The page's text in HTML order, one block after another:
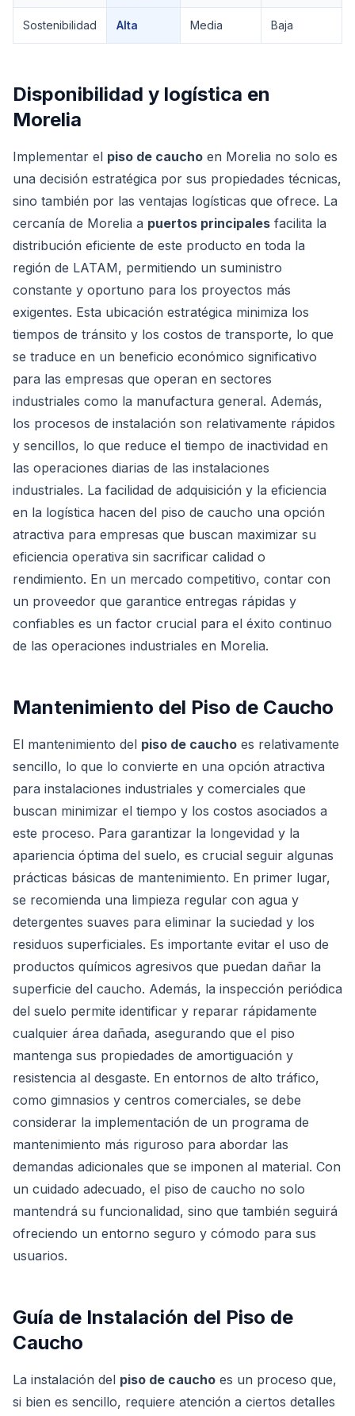
Sostenibilidad Alta Media Baja
Disponibilidad y logística en
Morelia
Implementar el piso de caucho en Morelia no solo es
una decisión estratégica por sus propiedades técnicas,
sino también por las ventajas logísticas que ofrece. La
cercanía de Morelia a puertos principales facilita la
distribución eficiente de este producto en toda la
región de LATAM, permitiendo un suministro
constante y oportuno para los proyectos más
exigentes. Esta ubicación estratégica minimiza los
tiempos de tránsito y los costos de transporte, lo que
se traduce en un beneficio económico significativo
para las empresas que operan en sectores
industriales como la manufactura general. Además,
los procesos de instalación son relativamente rápidos
y sencillos, lo que reduce el tiempo de inactividad en
las operaciones diarias de las instalaciones
industriales. La facilidad de adquisición y la eficiencia
en la logística hacen del piso de caucho una opción
atractiva para empresas que buscan maximizar su
eficiencia operativa sin sacrificar calidad o
rendimiento. En un mercado competitivo, contar con
un proveedor que garantice entregas rápidas y
confiables es un factor crucial para el éxito continuo
de las operaciones industriales en Morelia.
Mantenimiento del Piso de Caucho
El mantenimiento del piso de caucho es relativamente
sencillo, lo que lo convierte en una opción atractiva
para instalaciones industriales y comerciales que
buscan minimizar el tiempo y los costos asociados a
este proceso. Para garantizar la longevidad y la
apariencia óptima del suelo, es crucial seguir algunas
prácticas básicas de mantenimiento. En primer lugar,
se recomienda una limpieza regular con agua y
detergentes suaves para eliminar la suciedad y los
residuos superficiales. Es importante evitar el uso de
productos químicos agresivos que puedan dañar la
superficie del caucho. Además, la inspección periódica
del suelo permite identificar y reparar rápidamente
cualquier área dañada, asegurando que el piso
mantenga sus propiedades de amortiguación y
resistencia al desgaste. En entornos de alto tráfico,
como gimnasios y centros comerciales, se debe
considerar la implementación de un programa de
mantenimiento más riguroso para abordar las
demandas adicionales que se imponen al material. Con
un cuidado adecuado, el piso de caucho no solo
mantendrá su funcionalidad, sino que también seguirá
ofreciendo un entorno seguro y cómodo para sus
usuarios.
Guía de Instalación del Piso de
Caucho
La instalación del piso de caucho es un proceso que,
si bien es sencillo, requiere atención a ciertos detalles